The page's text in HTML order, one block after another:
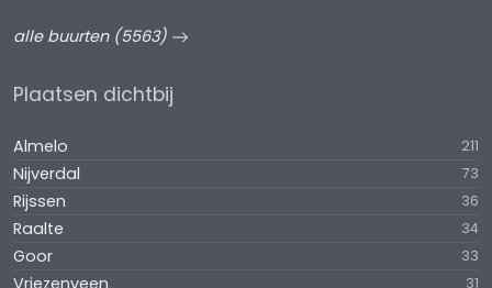
alle buurten (5563)
Plaatsen dichtbij
Almelo 211
Nijverdal 73
Rijssen 36
Raalte 34
Goor 33
Vriezenveen 31